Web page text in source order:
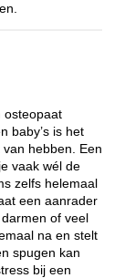
osteopaat
baby’s is het
hebben. Een
vaak wél de
zelfs helemaal
een aanrader
of veel
na en stelt
spugen kan
bij een